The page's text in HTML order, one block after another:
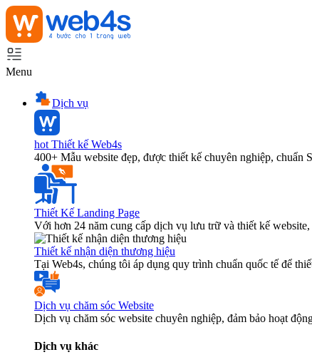
Menu
Dịch vụ
hot Thiết kế Web4s
400+ Mẫu website đẹp, được thiết kế chuyên nghiệp, chuẩn
Thiết Kế Landing Page
Với hơn 24 năm cung cấp dịch vụ lưu trữ và thiết kế
Thiết kế nhận diện thương hiệu
Tại Web4s, chúng tôi áp dụng quy trình chuẩn quốc tế để
Dịch vụ chăm sóc Website
Dịch vụ chăm sóc website chuyên nghiệp, đảm bảo hoạt
Dịch vụ khác